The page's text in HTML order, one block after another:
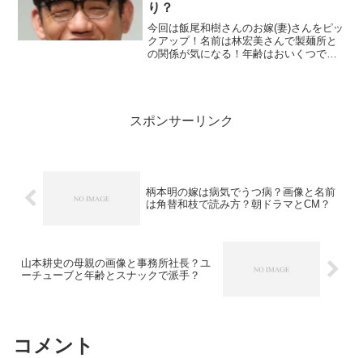
り？
今回は飯尾和樹さんのお嫁(妻)さんをピッ
クアップ！名前は林宏美さんで製麺所と
の関係が気になる！年齢はおいくつで写
スポンサーリンク
柄本明の嫁は病気でうつ病？画像と名前
は角替和枝で読み方？朝ドラマとCM？
山本耕史の母親の画像と事務所社長？ユ
ーチューブと年齢とスナックで派手？
コメント